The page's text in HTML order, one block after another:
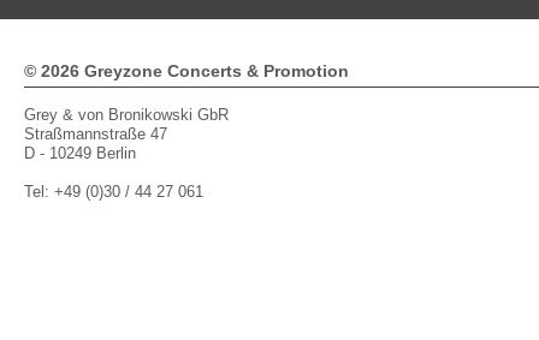
© 2026 Greyzone Concerts & Promotion
Grey & von Bronikowski GbR
Straßmannstraße 47
D - 10249 Berlin
Tel: +49 (0)30 / 44 27 061